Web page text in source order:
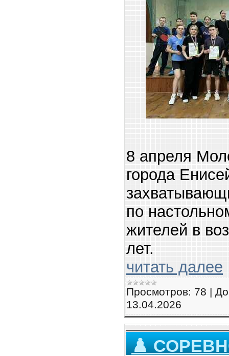
8 апреля
города
по
жителей в
лет.
читать далее
Просмотров: 78 |
13.04.2026
♟️